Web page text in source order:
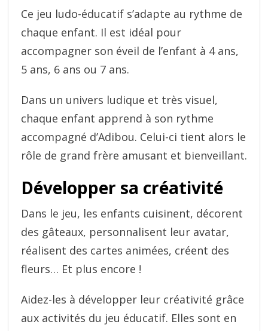
Ce jeu ludo-éducatif s’adapte au rythme de
chaque enfant. Il est idéal pour
accompagner son éveil de l’enfant à 4 ans,
5 ans, 6 ans ou 7 ans.
Dans un univers ludique et très visuel,
chaque enfant apprend à son rythme
accompagné d’Adibou. Celui-ci tient alors le
rôle de grand frère amusant et bienveillant.
Développer sa créativité
Dans le jeu, les enfants cuisinent, décorent
des gâteaux, personnalisent leur avatar,
réalisent des cartes animées, créent des
fleurs… Et plus encore !
Aidez-les à développer leur créativité grâce
aux activités du jeu éducatif. Elles sont en